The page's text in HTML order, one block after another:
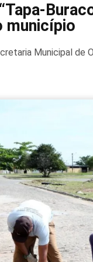
município
Municipal de